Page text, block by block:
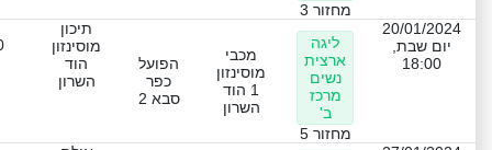
מחזור 3
20/01/2024
יום שבת,
18:00
ליגה
ארצית
נשים
מרכז
ב'
מחזור 5
מכבי
מוסינזון
1 הוד
השרון
הפועל
כפר
סבא 2
תיכון
מוסינזון
הוד
השרון